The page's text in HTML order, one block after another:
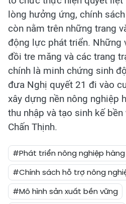
lòng hưởng ứng, chính
còn nằm trên những trang
động lực phát triển. Những
đồi tre măng và các trang
chính là minh chứng sinh
đưa Nghị quyết 21 đi vào
xây dựng nền nông nghiệp
thu nhập và tạo sinh kế
Chấn Thịnh.
#Phát triển nông nghiệp
#Chính sách hỗ trợ nông
#Mô hình sản xuất bền vững